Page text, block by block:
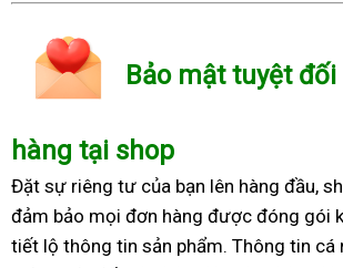
Bảo mật tuyệt
hàng tại shop
Đặt sự riêng tư của bạn lên hàng đầu,
đảm bảo mọi đơn hàng được đóng gói
tiết lộ thông tin sản phẩm. Thông tin cá